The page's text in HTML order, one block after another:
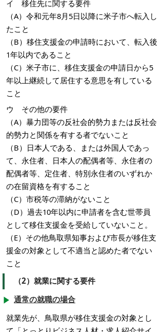
イ 移住先に関する要件
（A）令和元年8月5日以降に米子市へ転入し
たこと
（B）移住支援金の申請時において、転入後
1年以内であること
（C）米子市に、移住支援金の申請日から5
年以上継続して居住する意思を有している
こと
ウ その他の要件
（A）暴力団等の反社会的勢力または反社会
的勢力と関係を有する者でないこと
（B）日本人である、または外国人であっ
て、永住者、日本人の配偶者等、永住者の
配偶者等、定住者、特別永住者のいずれか
の在留資格を有すること
（C）市税等の滞納がないこと
（D）過去10年以内に申請者を含む世帯員
として移住支援金を受給していないこと。
（E）その他鳥取県知事および市長が移住支
援金の対象として不適当と認めた者でない
こと
（2）就業に関する要件
通常の就職の場合
就業先が、鳥取県が移住支援金の対象とし